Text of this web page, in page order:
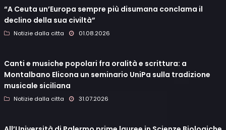
“A Ceuta un’Europa sempre più disumana conclama il
declino della sua civiltà”
Notizie dalla citta 01.08.2026
Canti e musiche popolari fra oralità e scrittura: a
Montalbano Elicona un seminario UniPa sulla tradizione
musicale siciliana
Notizie dalla citta 31.07.2026